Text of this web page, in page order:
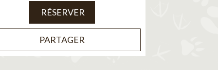
RÉSERVER
PARTAGER